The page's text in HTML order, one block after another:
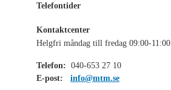
Telefontider
Kontaktcenter
Helgfri måndag till fredag 09:00-11:00
Telefon: 040-653 27 10
E-post:
info@mtm.se